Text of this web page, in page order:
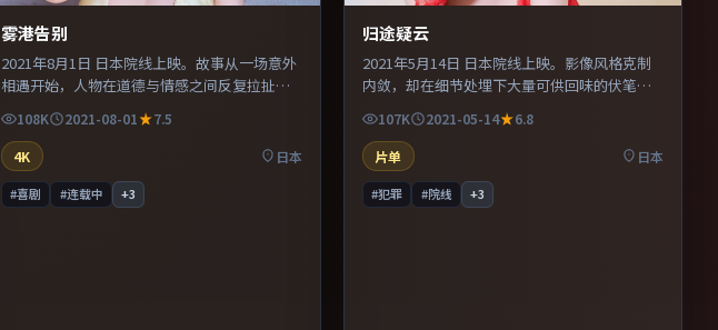
雾港告别
2021年8月1日 日本院线上映。故事从一场意外
相遇开始，人物在道德与情感之间反复拉扯。
美术与服化道还原年代氛围，为人物动机提供
可信支撑。推荐给偏爱群像戏与命运母题的影
迷。
108K 2021-08-01
7.5
4K
日本
#喜剧 #连载中 +3
归途疑云
2021年5月14日 日本院线上映。影像风格克制
内敛，却在细节处埋下大量可供回味的伏笔。
主演之间的化学反应自然可信，对手戏张力贯
穿全片。整体完成度较高，适合周末一口气看
完。
107K 2021-05-14
6.8
片单
日本
#犯罪 #院线 +3